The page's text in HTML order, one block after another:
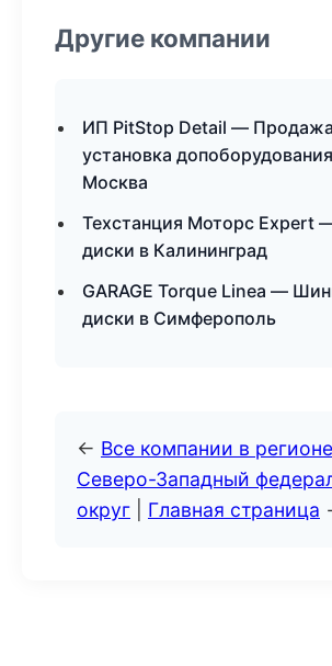
Другие компании
ИП PitStop Detail —
установка
Москва
Техстанция Моторс Expert
диски в Калининград
GARAGE Torque Linea —
диски в Симферополь
← Все компании в регионе
Северо-Западный
округ
Главная страница